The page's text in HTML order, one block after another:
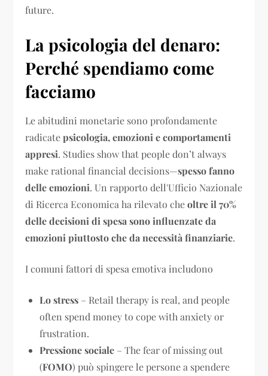
future.
La psicologia del denaro:
Perché spendiamo come
facciamo
Le abitudini monetarie sono profondamente
radicatepsicologia, emozioni e comportamenti
appresi. Studies show that people don’t always
make rational financial decisions—spesso fanno
delle emozioni. Un rapporto dell'Ufficio Nazionale
di Ricerca Economica ha rilevato cheoltre il 70%
delle decisioni di spesa sono influenzate da
emozioni piuttosto che da necessità finanziarie.
I comuni fattori di spesa emotiva includono
Lo stress – Retail therapy is real, and people
often spend money to cope with anxiety or
frustration.
Pressione sociale – The fear of missing out
(FOMO) può spingere le persone a spendere